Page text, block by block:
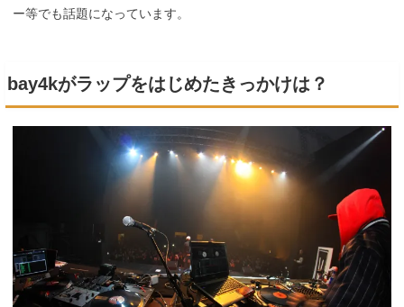
ー等でも話題になっています。
bay4kがラップをはじめたきっかけは？